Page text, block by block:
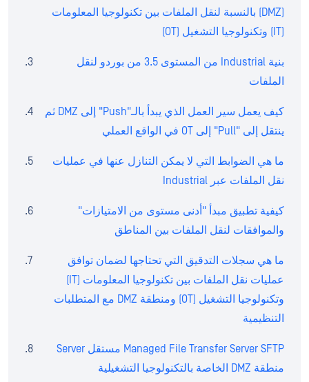
(DMZ) بالنسبة لنقل الملفات بين تكنولوجيا المعلومات
(IT) وتكنولوجيا التشغيل (OT)
بنية Industrial من المستوى 3.5 من بوردو لنقل
الملفات
كيف يعمل سير العمل الذي يبدأ بالـ"Push" إلى DMZ ثم
ينتقل إلى "Pull" إلى OT في الواقع العملي
ما هي الضوابط التي لا يمكن التنازل عنها في عمليات
نقل الملفات عبر Industrial
كيفية تطبيق مبدأ "أدنى مستوى من الامتيازات"
والموافقات لنقل الملفات بين المناطق
ما هي سجلات التدقيق التي تحتاجها لضمان توافق
عمليات نقل الملفات بين تكنولوجيا المعلومات (IT)
وتكنولوجيا التشغيل (OT) ومنطقة DMZ مع المتطلبات
التنظيمية
Managed File Transfer Server SFTP مستقل Server
منطقة DMZ الخاصة بالتكنولوجيا التشغيلية